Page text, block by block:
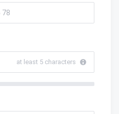
at least 5 characters